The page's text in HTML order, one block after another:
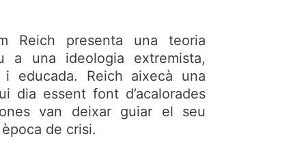
Reich presenta una teoria
a una ideologia extremista,
educada. Reich aixecà una
dia essent font d’acalorades
van deixar guiar el seu
de crisi.